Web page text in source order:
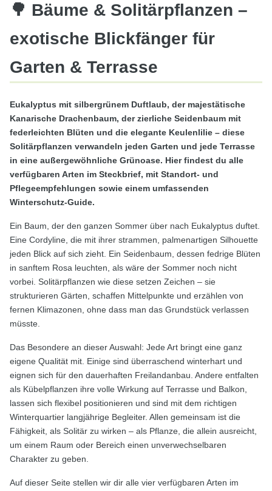
🌳 Bäume & Solitärpflanzen –
exotische Blickfänger für
Garten & Terrasse
Eukalyptus mit silbergrünem Duftlaub, der majestätische
Kanarische Drachenbaum, der zierliche Seidenbaum mit
federleichten Blüten und die elegante Keulenlilie – diese
Solitärpflanzen verwandeln jeden Garten und jede Terrasse
in eine außergewöhnliche Grünoase. Hier findest du alle
verfügbaren Arten im Steckbrief, mit Standort- und
Pflegeempfehlungen sowie einem umfassenden
Winterschutz-Guide.
Ein Baum, der den ganzen Sommer über nach Eukalyptus duftet.
Eine Cordyline, die mit ihrer strammen, palmenartigen Silhouette
jeden Blick auf sich zieht. Ein Seidenbaum, dessen fedrige Blüten
in sanftem Rosa leuchten, als wäre der Sommer noch nicht
vorbei. Solitärpflanzen wie diese setzen Zeichen – sie
strukturieren Gärten, schaffen Mittelpunkte und erzählen von
fernen Klimazonen, ohne dass man das Grundstück verlassen
müsste.
Das Besondere an dieser Auswahl: Jede Art bringt eine ganz
eigene Qualität mit. Einige sind überraschend winterhart und
eignen sich für den dauerhaften Freilandanbau. Andere entfalten
als Kübelpflanzen ihre volle Wirkung auf Terrasse und Balkon,
lassen sich flexibel positionieren und sind mit dem richtigen
Winterquartier langjährige Begleiter. Allen gemeinsam ist die
Fähigkeit, als Solitär zu wirken – als Pflanze, die allein ausreicht,
um einem Raum oder Bereich einen unverwechselbaren
Charakter zu geben.
Auf dieser Seite stellen wir dir alle vier verfügbaren Arten im